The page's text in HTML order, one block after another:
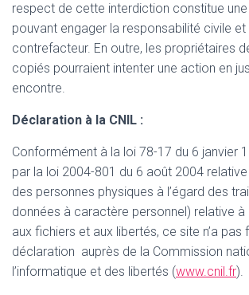
respect de cette interdiction constitue
pouvant engager la responsabilité civile et
contrefacteur. En outre, les propriétaires
copiés pourraient intenter une action en
encontre.
Déclaration à la CNIL :
Conformément à la loi 78-17 du 6 janvier
par la loi 2004-801 du 6 août 2004
des personnes physiques à l’égard des
données à caractère personnel) relative à
aux fichiers et aux libertés, ce site n’a pas
déclaration auprès de la Commission
l’informatique et des libertés (www.cnil.fr).